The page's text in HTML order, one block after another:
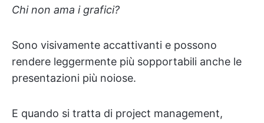
Chi non ama i grafici?
Sono visivamente accattivanti e possono
rendere leggermente più sopportabili anche le
presentazioni più noiose.
E quando si tratta di project management,